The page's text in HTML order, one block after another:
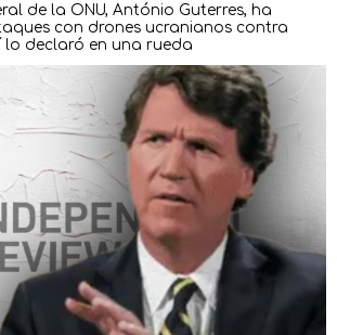
de la ONU, António Guterres, ha
con drones ucranianos contra
lo declaró en una rueda